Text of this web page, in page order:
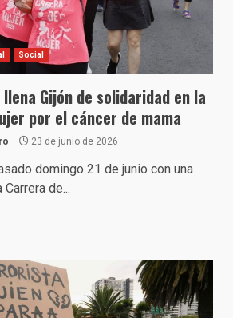
Social
Gijón de solidaridad en la
por el cáncer de mama
23 de junio de 2026
domingo 21 de junio con una
de...